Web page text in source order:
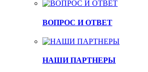
ВОПРОС И ОТВЕТ
НАШИ ПАРТНЕРЫ